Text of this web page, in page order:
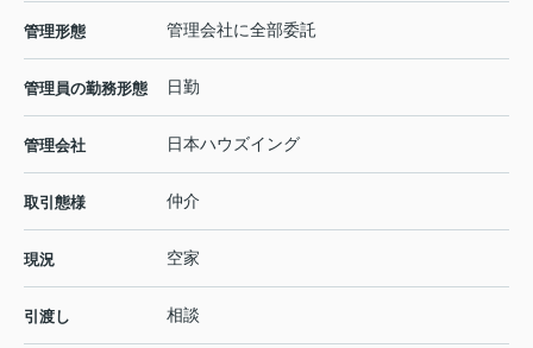
管理形態 管理会社に全部委託
管理員の勤務形態 日勤
管理会社 日本ハウズイング
取引態様 仲介
現況 空家
引渡し 相談